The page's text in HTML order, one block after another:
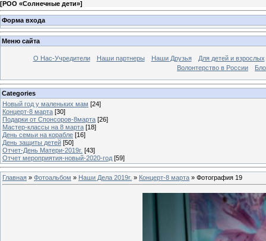
[РОО «Солнечные дети»]
Форма входа
Меню сайта
О Нас-Учредители Наши партнеры Наши Друзья
Для детей и взрослых
Волонтерство в России
Categories
Новый год у маленьких мам [24]
Концерт-8 марта [30]
Подарки от Спонсоров-8марта [26]
Мастер-классы на 8 марта [18]
День семьи на корабле [16]
День защиты детей [50]
Отчет-День Матери-2019г. [43]
Отчет мероприятия-новый-2020-год [59]
Главная » Фотоальбом » Наши Дела 2019г. » Концерт-8 марта » Фотография 19